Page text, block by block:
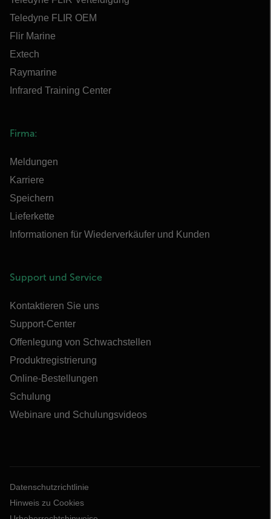
Teledyne FLIR OEM
Flir Marine
Extech
Raymarine
Infrared Training Center
Firma:
Meldungen
Karriere
Speichern
Lieferkette
Informationen für Wiederverkäufer und Kunden
Support und Service
Kontaktieren Sie uns
Support-Center
Offenlegung von Schwachstellen
Produktregistrierung
Online-Bestellungen
Schulung
Webinare und Schulungsvideos
Datenschutzrichtlinie
Hinweis zu Cookies